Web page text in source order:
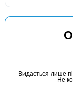
Видається лише
Не